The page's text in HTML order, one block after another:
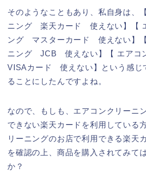
そのようなこともあり、私自身は、
ニング 楽天カード 使えない】【
ング マスターカード 使えない】
ニング JCB 使えない】【 エアコ
VISAカード 使えない】という感じ
ることにしたんですよね。
なので、もしも、エアコンクリーニ
できない楽天カードを利用している
リーニングのお店で利用できる楽天
を確認の上、商品を購入されてみて
か？